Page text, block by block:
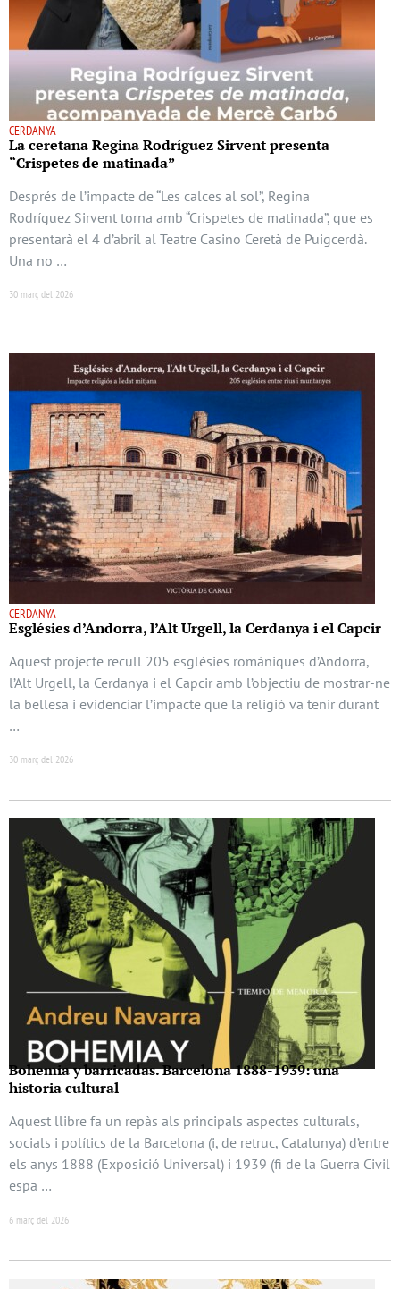
CERDANYA
La ceretana Regina Rodríguez Sirvent presenta
“Crispetes de matinada”
Després de l’impacte de “Les calces al sol”, Regina
Rodríguez Sirvent torna amb “Crispetes de matinada”, que es
presentarà el 4 d’abril al Teatre Casino Ceretà de Puigcerdà.
Una no …
30 març del 2026
CERDANYA
Esglésies d’Andorra, l’Alt Urgell, la Cerdanya i el Capcir
Aquest projecte recull 205 esglésies romàniques d’Andorra,
l’Alt Urgell, la Cerdanya i el Capcir amb l’objectiu de mostrar-ne
la bellesa i evidenciar l’impacte que la religió va tenir durant
…
30 març del 2026
Bohemia y barricadas. Barcelona 1888-1939: una
historia cultural
Aquest llibre fa un repàs als principals aspectes culturals,
socials i polítics de la Barcelona (i, de retruc, Catalunya) d’entre
els anys 1888 (Exposició Universal) i 1939 (fi de la Guerra Civil
espa …
6 març del 2026